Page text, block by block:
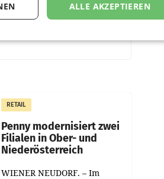
RETAIL
Penny modernisiert zwei
Filialen in Ober- und
Niederösterreich
WIENER NEUDORF. – Im
ALLE AKZEPTIEREN